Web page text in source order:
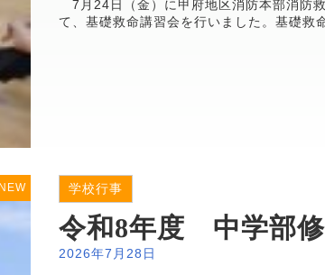
7月24日（金）に甲府地区消防本部消防
て、基礎救命講習会を行いました。基礎救
NEW 学校行事
令和8年度 中学部
2026年7月28日